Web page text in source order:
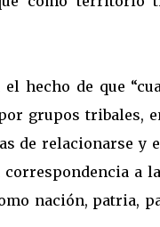
hecho de que
grupos tribales,
de relacionarse y
a
nación, patria,